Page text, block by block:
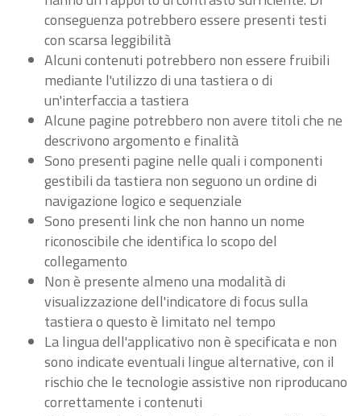
conseguenza potrebbero essere presenti testi
con scarsa leggibilità
Alcuni contenuti potrebbero non essere fruibili
mediante l'utilizzo di una tastiera o di
un'interfaccia a tastiera
Alcune pagine potrebbero non avere titoli che ne
descrivono argomento e finalità
Sono presenti pagine nelle quali i componenti
gestibili da tastiera non seguono un ordine di
navigazione logico e sequenziale
Sono presenti link che non hanno un nome
riconoscibile che identifica lo scopo del
collegamento
Non è presente almeno una modalità di
visualizzazione dell'indicatore di focus sulla
tastiera o questo è limitato nel tempo
La lingua dell'applicativo non è specificata e non
sono indicate eventuali lingue alternative, con il
rischio che le tecnologie assistive non riproducano
correttamente i contenuti